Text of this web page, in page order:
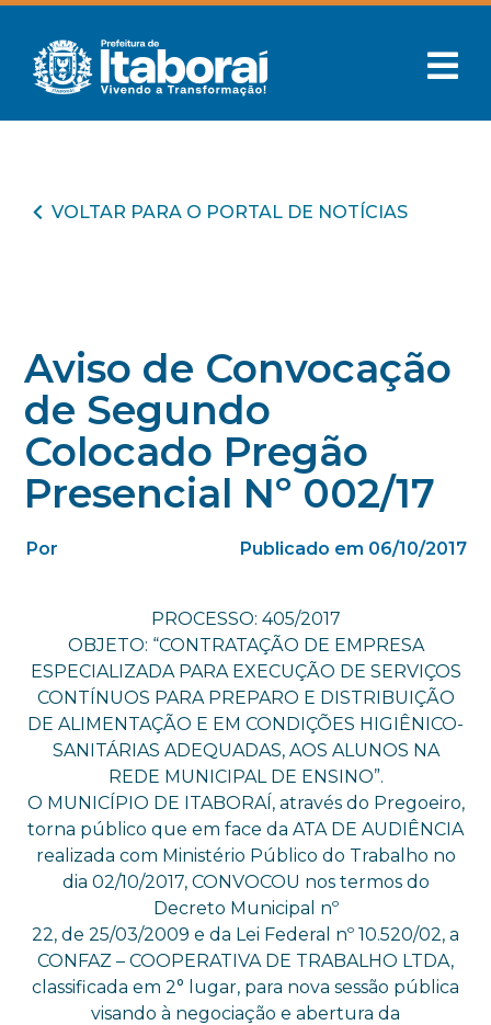
VOLTAR PARA O PORTAL DE NOTÍCIAS
Aviso de Convocação
de Segundo
Colocado Pregão
Presencial Nº 002/17
Por Publicado em 06/10/2017
PROCESSO: 405/2017
OBJETO: “CONTRATAÇÃO DE EMPRESA
ESPECIALIZADA PARA EXECUÇÃO DE SERVIÇOS
CONTÍNUOS PARA PREPARO E DISTRIBUIÇÃO
DE ALIMENTAÇÃO E EM CONDIÇÕES HIGIÊNICO-
SANITÁRIAS ADEQUADAS, AOS ALUNOS NA
REDE MUNICIPAL DE ENSINO”.
O MUNICÍPIO DE ITABORAÍ, através do Pregoeiro,
torna público que em face da ATA DE AUDIÊNCIA
realizada com Ministério Público do Trabalho no
dia 02/10/2017, CONVOCOU nos termos do
Decreto Municipal nº
22, de 25/03/2009 e da Lei Federal nº 10.520/02, a
CONFAZ – COOPERATIVA DE TRABALHO LTDA,
classificada em 2° lugar, para nova sessão pública
visando à negociação e abertura da